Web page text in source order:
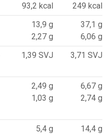
93,2 kcal
249 kcal
13,9 g
2,27 g
37,1 g
6,06 g
1,39 SVJ 3,71 SVJ
2,49 g
1,03 g
6,67 g
2,74 g
5,4 g
14,4 g